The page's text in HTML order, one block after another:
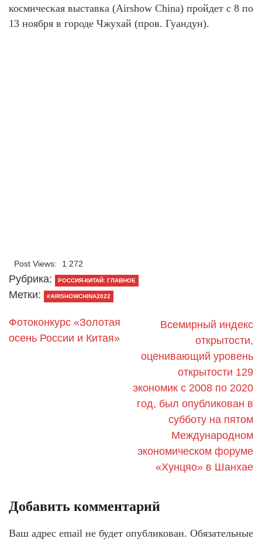
космическая выставка (Airshow China) пройдет с 8 по
13 ноября в городе Чжухай (пров. Гуандун).
Post Views: 1 272
Рубрика: РОССИЯ-КИТАЙ: ГЛАВНОЕ
Метки: #AIRSHOWCHINA2022
Фотоконкурс «Золотая
осень России и Китая»
Всемирный индекс
открытости,
оценивающий уровень
открытости 129
экономик с 2008 по 2020
год, был опубликован в
субботу на пятом
Международном
экономическом форуме
«Хунцяо» в Шанхае
Добавить комментарий
Ваш адрес email не будет опубликован. Обязательные